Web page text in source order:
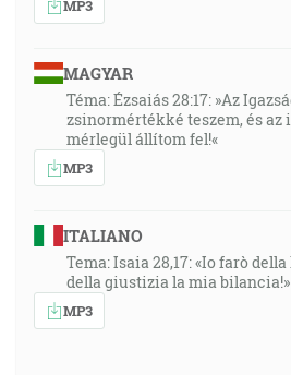
MP3
MAGYAR
Téma: Ézsaiás 28:17: »Az
zsinormértékké teszem, és az
mérlegül állítom fel!«
MP3
ITALIANO
Tema: Isaia 28,17: «Io farò
della giustizia la mia bilancia!»
MP3